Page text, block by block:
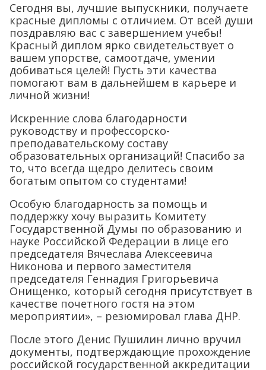
Сегодня вы, лучшие выпускники, получаете
красные дипломы с отличием. От всей души
поздравляю вас с завершением учебы!
Красный диплом ярко свидетельствует о
вашем упорстве, самоотдаче, умении
добиваться целей! Пусть эти качества
помогают вам в дальнейшем в карьере и
личной жизни!
Искренние слова благодарности
руководству и профессорско-
преподавательскому составу
образовательных организаций! Спасибо за
то, что всегда щедро делитесь своим
богатым опытом со студентами!
Особую благодарность за помощь и
поддержку хочу выразить Комитету
Государственной Думы по образованию и
науке Российской Федерации в лице его
председателя Вячеслава Алексеевича
Никонова и первого заместителя
председателя Геннадия Григорьевича
Онищенко, который сегодня присутствует в
качестве почетного гостя на этом
мероприятии», – резюмировал глава ДНР.
После этого Денис Пушилин лично вручил
документы, подтверждающие прохождение
российской государственной аккредитации